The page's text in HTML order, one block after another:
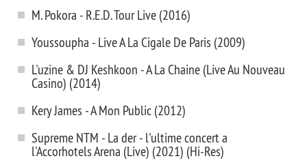
M. Pokora - R.E.D. Tour Live (2016)
Youssoupha - Live A La Cigale De Paris (2009)
L'uzine & DJ Keshkoon - A La Chaine (Live Au Nouveau
Casino) (2014)
Kery James - A Mon Public (2012)
Supreme NTM - La der - l'ultime concert a
l'Accorhotels Arena (Live) (2021) (Hi-Res)